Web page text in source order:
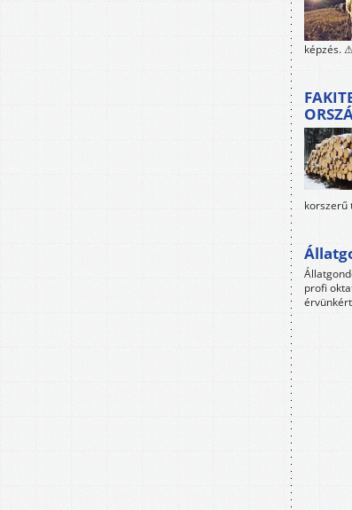
képzés.
korszerű
profi